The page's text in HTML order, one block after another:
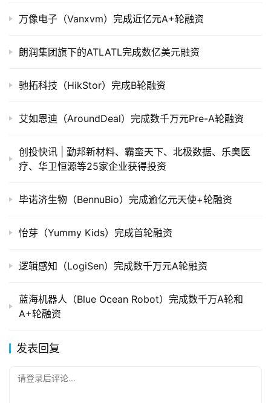
数
业
院
万像电子（Vanxvm）完成近亿元A+轮融资
朗润集团旗下的ATLATL完成数亿美元融资
驰拓科技（HikStor）完成B轮融资
艾如恩迪（AroundDeal）完成数千万元Pre-A轮融资
创投快讯 | 勤邦新材料、​霸蛮天下、北极数据、乐奥医
疗、华卫恒源等25家企业获得投资
毕诺济生物（BennuBio）完成逾亿元天使+轮融资
怡芽（Yummy Kids）完成首轮融资
逻辑感知（LogiSen）完成数千万元A轮融资
蓝海机器人（Blue Ocean Robot）完成数千万A轮和
A+轮融资
发表回复
请登录后评论...